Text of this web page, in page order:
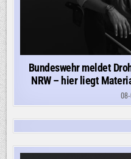
Bundeswehr meldet
NRW – hier liegt